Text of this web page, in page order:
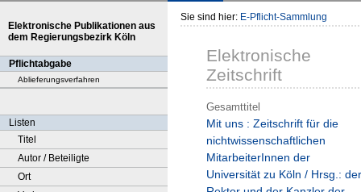
Elektronische Publikationen aus
dem Regierungsbezirk Köln
Pflichtabgabe
Ablieferungsverfahren
Listen
Titel
Autor / Beteiligte
Ort
Sie sind hier: E-Pflicht-Sammlung
Elektronische
Zeitschrift
Gesamttitel
Mit uns : Zeitschrift für die
nichtwissenschaftlichen
MitarbeiterInnen der
Universität zu Köln / Hrsg.: der